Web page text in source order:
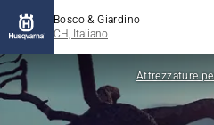
Bosco & Giardino
CH, Italiano
Attrezzature